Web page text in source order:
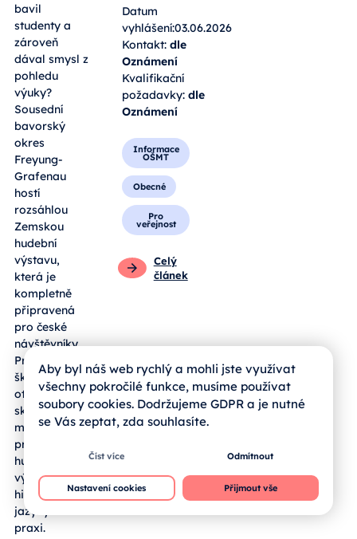
bavil
studenty a
zároveň
dával smysl z
pohledu
výuky?
Sousední
bavorský
okres
Freyung-
Grafenau
hostí
rozsáhlou
Zemskou
hudební
výstavu,
která je
kompletně
připravená
pro české
návštěvníky.
Pro jihočeské
školy se zde
otevírá
skvělá
možnost, jak
propojit
hudební
výchovu,
historii a cizí
jazyky v
praxi.
Datum
vyhlášení:03.06.2026
Kontakt:dle
Oznámení
Kvalifikační
požadavky:dle
Oznámení
Informace
OŠMT
Obecné
Pro
veřejnost
Celý
článek
Aby byl náš web rychlý a mohli jste využívat
všechny pokročilé funkce, musíme používat
soubory cookies. Dodržujeme GDPR a je nutné
se Vás zeptat, zda souhlasíte.
Číst více Odmítnout
Nastavení cookies Přijmout vše